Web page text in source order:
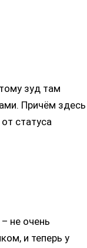
зуд там
Причём здесь
статуса
не очень
и теперь у